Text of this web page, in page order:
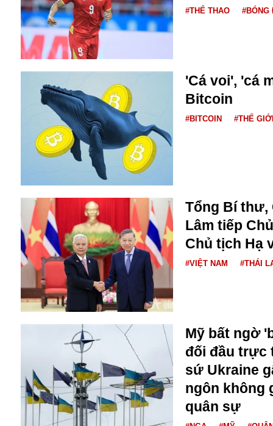
Blockchain
Bộ Ngoại giao
Bình Dương
Biển Đen
Bình Định
Bulgaria
Biến chủng
Baikal
Bakhmut
Bulagria
Crimea
Chính trị
Công nghệ
Chuyện hay
Chuyện lạ
Cuộc sống quanh ta
Casino
Chiến tranh thương mại
Chi hội phụ nữ TTTM Mátxcơva
Chính trị Nga
Cảnh sát
Cấm bay
Cao tốc
Canada
#THỂ THAO #BÓNG
'Cá voi', 'cá
Bitcoin
#BITCOIN #THẾ GIỚI
Tổng Bí thư,
Lâm tiếp
Chủ tịch Hạ
#VIỆT NAM #THÁI
Mỹ bất ngờ
đối đầu trực
sứ Ukraine
ngôn không
quân sự